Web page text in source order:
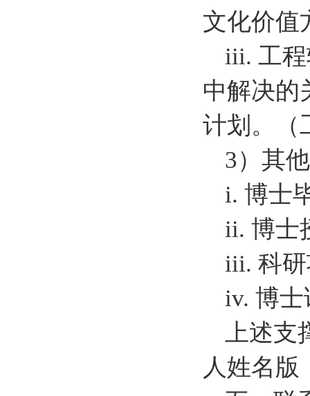
文化价值
iii. 工
中解决的
计划。（
3）其
i. 博士
ii. 博士
iii. 科
iv. 博
上述支
人姓名版